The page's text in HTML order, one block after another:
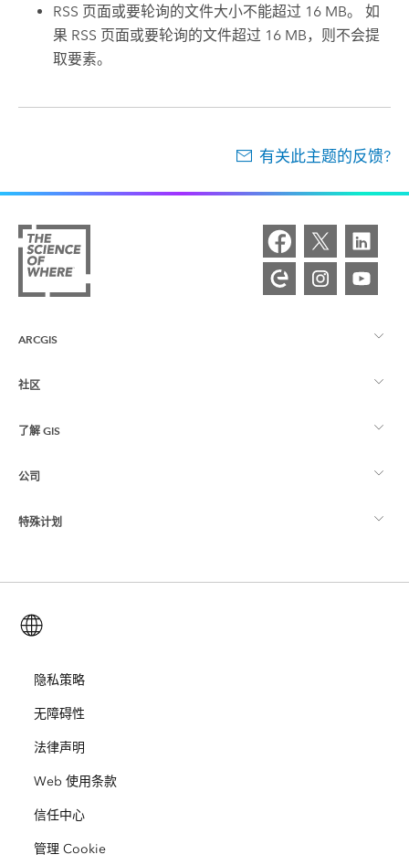
RSS 页面或要轮询的文件大小不能超过 16 MB。 如
果 RSS 页面或要轮询的文件超过 16 MB，则不会提
取要素。
有关此主题的反馈?
ARCGIS
ArcGIS 概览
制图
Esri Store
社区
Esri 社区
ArcGIS 博客
Esri 年轻专家关系网
活动
了解 GIS
什么是 GIS？
位置智能
培训
ArcUser
ArcNews
Esri Press
公司
关于 Esri
招贤纳士
开放视野
业务行为准则
特殊计划
ArcGIS for Student Use
保护
教育
隐私策略
无障碍性
法律声明
Web 使用条款
信任中心
管理 Cookie